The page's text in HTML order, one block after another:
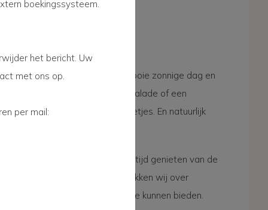
dan op ons terras op een mooie zonnige dag en
belegd broodje, een frisse salade of een
met salade en knapperige frietjes. En natuurlijk
op het zuiden/west. Dus altijd genieten van de
Is het te warm; dan beschikken wij over
een aangename schaduw aan te kunnen bieden.
boekingssysteem.
het bericht. Uw
met ons op.
per mail: